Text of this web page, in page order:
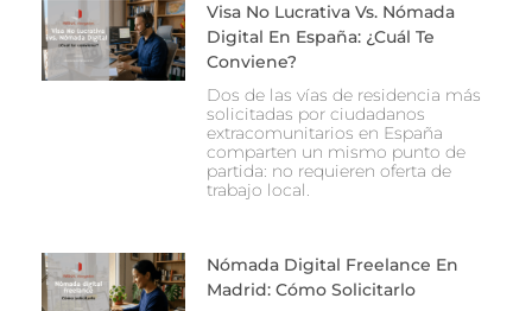
Visa No Lucrativa Vs. Nómada
Digital En España: ¿Cuál Te
Conviene?
Dos de las vías de residencia más
solicitadas por ciudadanos
extracomunitarios en España
comparten un mismo punto de
partida: no requieren oferta de
trabajo local.
Nómada Digital Freelance En
Madrid: Cómo Solicitarlo